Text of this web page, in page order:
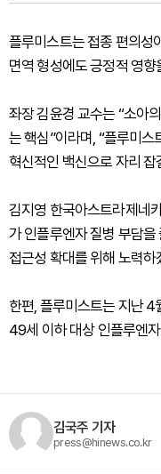
플루미스트는 접종 편의성
면역 형성에도 긍정적 영
좌장 김윤경 교수는 “소아
는 핵심”이라며, “플루미
혁신적인 백신으로 자리 잡
김지영 한국아스트라제네
가 인플루엔자 질병 부담을
접근성 확대를 위해 노력하
한편, 플루미스트는 지난
49세 이하 대상 인플루엔
김국주 기자
press@hinews.co.kr